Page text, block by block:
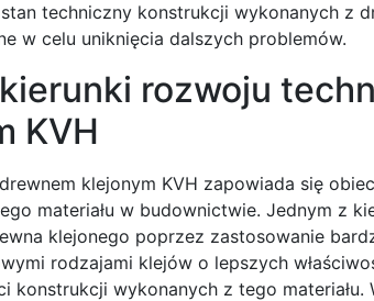
techniczny konstrukcji wykonanych z
w celu uniknięcia dalszych problemów.
rozwoju
KVH
klejonym KVH zapowiada się
materiału w budownictwie. Jednym z
klejonego poprzez zastosowanie
rodzajami klejów o lepszych
konstrukcji wykonanych z tego